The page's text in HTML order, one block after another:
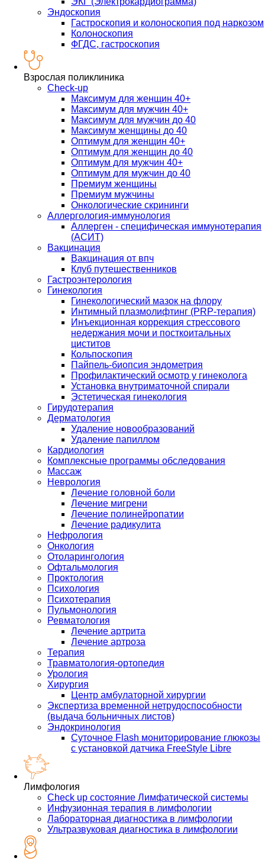
Эндоскопия
Гастроскопия и колоноскопия под наркозом
Колоноскопия
ФГДС, гастроскопия
Взрослая поликлиника
Check-up
Максимум для женщин 40+
Максимум для мужчин 40+
Максимум для мужчин до 40
Максимум женщины до 40
Оптимум для женщин 40+
Оптимум для женщин до 40
Оптимум для мужчин 40+
Оптимум для мужчин до 40
Премиум женщины
Премиум мужчины
Онкологические скрининги
Аллергология-иммунология
Аллерген - специфическая иммунотерапия
(АСИТ)
Вакцинация
Вакцинация от впч
Клуб путешественников
Гастроэнтерология
Гинекология
Гинекологический мазок на флору
Интимный плазмолифтинг (PRP-терапия)
Инъекционная коррекция стрессового
недержания мочи и посткоитальных
циститов
Кольпоскопия
Пайпель-биопсия эндометрия
Профилактический осмотр у гинеколога
Установка внутриматочной спирали
Эстетическая гинекология
Гирудотерапия
Дерматология
Удаление новообразований
Удаление папиллом
Кардиология
Комплексные программы обследования
Массаж
Неврология
Лечение головной боли
Лечение мигрени
Лечение полинейропатии
Лечение радикулита
Нефрология
Онкология
Отоларингология
Офтальмология
Проктология
Психология
Психотерапия
Пульмонология
Ревматология
Лечение артрита
Лечение артроза
Терапия
Травматология-ортопедия
Урология
Хирургия
Центр амбулаторной хирургии
Экспертиза временной нетрудоспособности
(выдача больничных листов)
Эндокринология
Суточное Flash мониторирование глюкозы
с установкой датчика FreeStyle Libre
Лимфология
Check up состояние Лимфатической системы
Инфузионная терапия в лимфологии
Лабораторная диагностика в лимфологии
Ультразвуковая диагностика в лимфологии